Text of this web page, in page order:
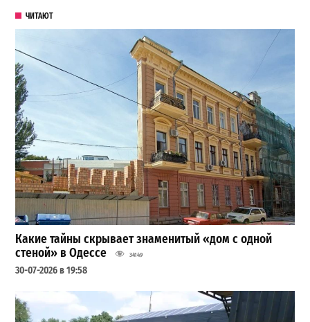
ЧИТАЮТ
Какие тайны скрывает знаменитый «дом с одной
стеной» в Одессе
34149
30-07-2026 в 19:58